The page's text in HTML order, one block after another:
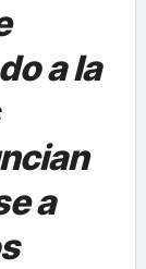
a la
a